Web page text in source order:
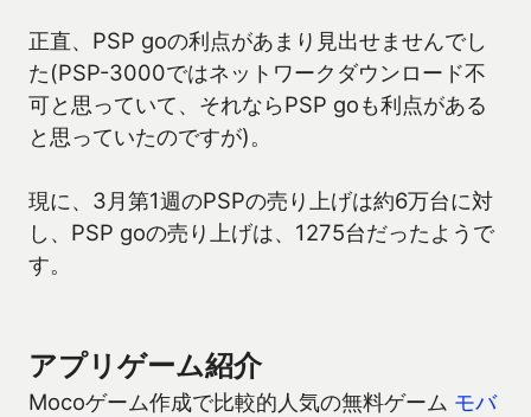
正直、PSP goの利点があまり見出せませんでし
た(PSP-3000ではネットワークダウンロード不
可と思っていて、それならPSP goも利点がある
と思っていたのですが)。
現に、3月第1週のPSPの売り上げは約6万台に対
し、PSP goの売り上げは、1275台だったようで
す。
アプリゲーム紹介
Mocoゲーム作成で比較的人気の無料ゲーム モバ